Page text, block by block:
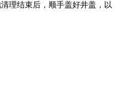
理结束后，顺手盖好井盖，以